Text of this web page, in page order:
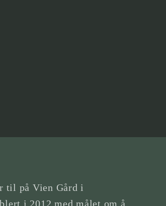
til på Vien Gård i
i 2012 med målet om å